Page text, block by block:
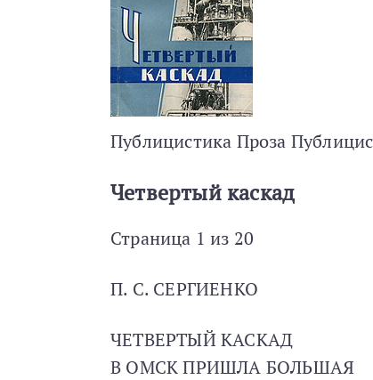
Публицистика Проза
Четвертый каскад
Страница 1 из 20
П. С. СЕРГИЕНКО
ЧЕТВЕРТЫЙ КАСКАД
В ОМСК ПРИШЛА БОЛЬШАЯ